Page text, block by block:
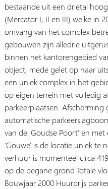
bestaande uit een drietal
(Mercator I, II en III) welke in
omvang van het complex
gebouwen zijn alledrie
binnen het kantorengebied
object, mede gelet op haar
een uniek complex in het
op eigen terrein met volledig
parkeerplaatsen.
automatische
van de 'Goudse Poort' en
'Gouwe' is de locatie uniek te
verhuur is momenteel circa
op de begane grond Totale
Bouwjaar 2000 Huurprijs